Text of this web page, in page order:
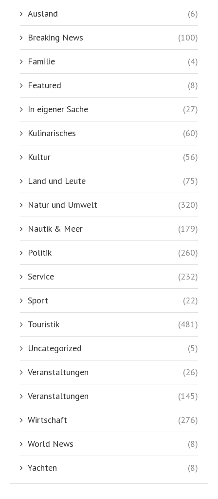
Ausland (6)
Breaking News (100)
Familie (4)
Featured (8)
In eigener Sache (27)
Kulinarisches (60)
Kultur (56)
Land und Leute (75)
Natur und Umwelt (320)
Nautik & Meer (179)
Politik (260)
Service (232)
Sport (22)
Touristik (481)
Uncategorized (5)
Veranstaltungen (26)
Veranstaltungen (145)
Wirtschaft (276)
World News (8)
Yachten (8)